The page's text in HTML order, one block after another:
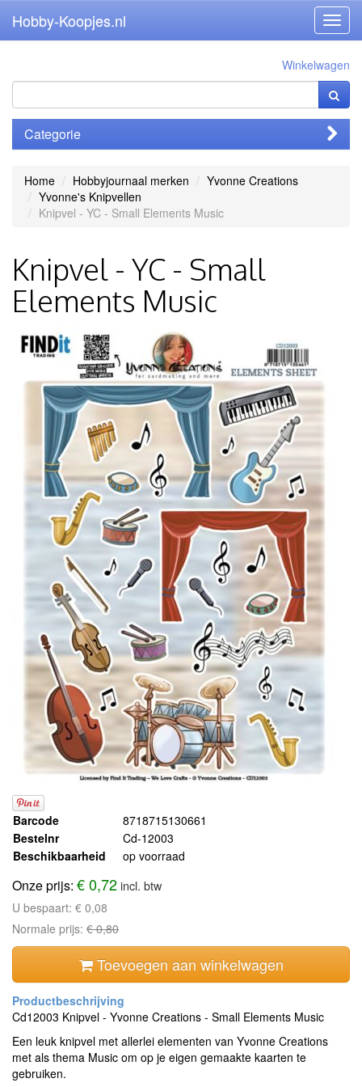
Hobby-Koopjes.nl
Winkelwagen
Categorie
Home Hobbyjournaal merken
Yvonne Creations
Yvonne's Knipvellen
Knipvel - YC - Small Elements Music
Knipvel - YC - Small
Elements Music
Barcode
8718715130661
Bestelnr
Cd-12003
Beschikbaarheid
op voorraad
Onze prijs: € 0,72incl. btw
U bespaart: € 0,08
Normale prijs: € 0,80
Toevoegen aan winkelwagen
Cd12003 Knipvel - Yvonne Creations - Small Elements Music
Een leuk knipvel met allerlei elementen van Yvonne Creations
met als thema Music om op je eigen gemaakte kaarten te
gebruiken.